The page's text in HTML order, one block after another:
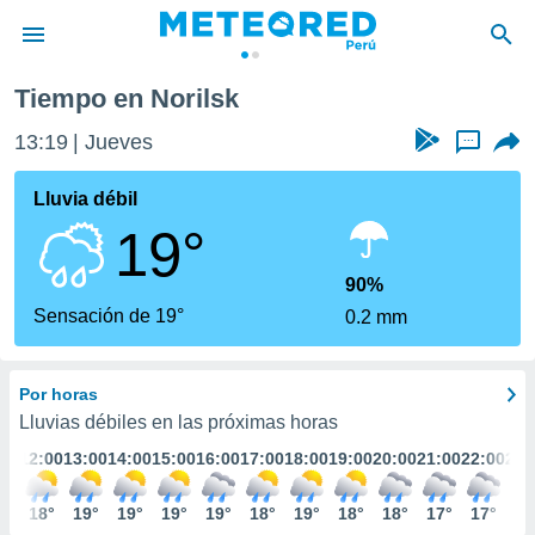
de
ha sido
para
que se
calidad.
a este
las
y
digital
basada
Tiempo en Norilsk
13:19 Jueves ...
Lluvia débil
19°
Sensación de 19°
90%
0.2 mm
Por horas
Lluvias débiles en las próximas horas
12:00
18°
13:00
19°
14:00
19°
15:00
19°
16:00
19°
17:00
18°
18:00
19°
19:00
18°
20:00
18°
21:00
17°
22:00
17°